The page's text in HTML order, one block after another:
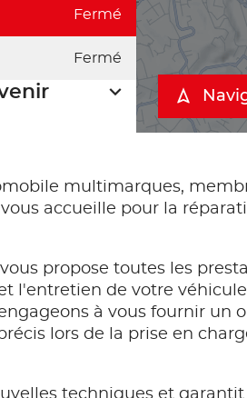
Fermé
Fermé
multimarques,
accueille pour la
propose toutes les
l'entretien de votre
à vous fournir un
lors de la prise en
techniques et garantit